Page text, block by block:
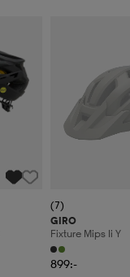
(7)
GIRO
Fixture Mips Ii Y
899:-